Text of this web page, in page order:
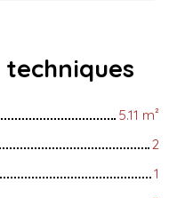
techniques
5.11 m²
2
1